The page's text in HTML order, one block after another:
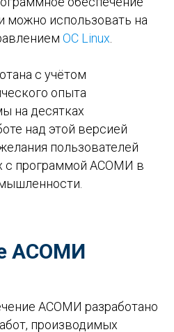
использовать на
ОС Linux
с учётом
опыта
на десятках
над этой версией
пользователей
с программой АСОМИ в
АСОМИ
АСОМИ разработано
производимых